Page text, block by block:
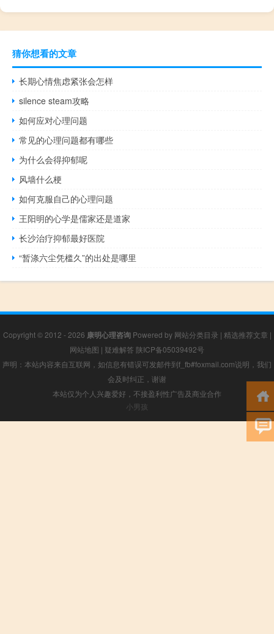
猜你想看的文章
长期心情焦虑紧张会怎样
silence steam攻略
如何应对心理问题
常见的心理问题都有哪些
为什么会得抑郁呢
风墙什么梗
如何克服自己的心理问题
王阳明的心学是儒家还是道家
长沙治疗抑郁最好医院
“暂涤六尘凭槛久”的出处是哪里
Copyright © 2012 - 2026 康明心理咨询Powered by 网站分类目录 | 精选推荐文章 |
网站地图 | 疑难解答 陕ICP备05039492号
声明：本站内容来自互联网，如信息有错误可发邮件到f_fb#foxmail.com说明，我们
会及时纠正，谢谢
本站仅为个人兴趣爱好，不接盈利性广告及商业合作
小男孩